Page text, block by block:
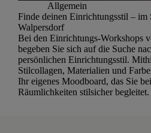
Allgemein
Finde deinen Einrichtungsstil – im
Walpersdorf
Bei den Einrichtungs-Workshops
begeben Sie sich auf die Suche
persönlichen Einrichtungsstil.
Stilcollagen, Materialien und
Ihr eigenes Moodboard, das Sie
Räumlichkeiten stilsicher begleitet.